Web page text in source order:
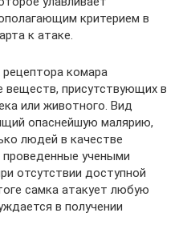
критерием в
к атаке.
комара
веществ, присутствующих в
или животного. Вид
опаснейшую малярию,
людей в качестве
проведенные учеными
отсутствии доступной
самка атакует любую
в получении